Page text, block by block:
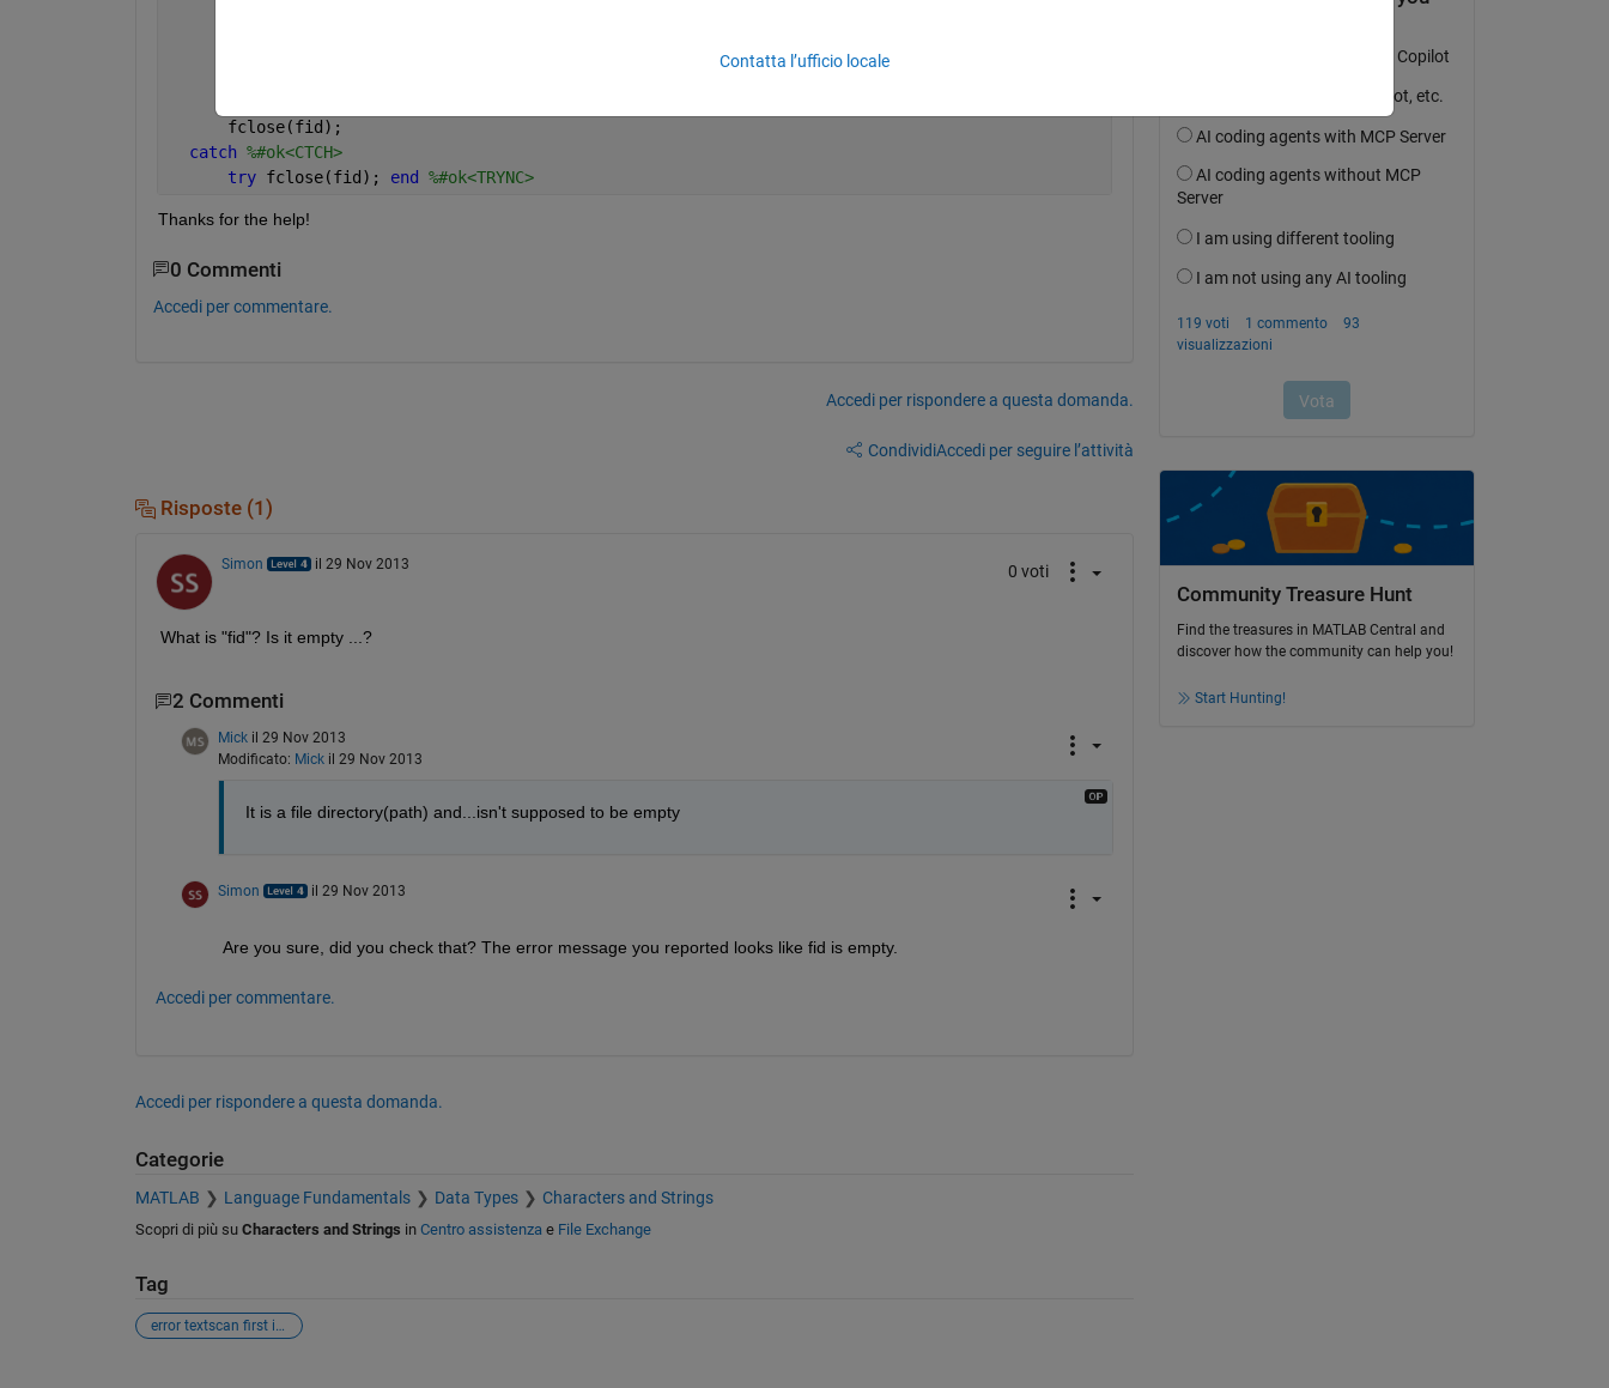
      fclose(fid);
catch %#ok<CTCH>
try fclose(fid); end %#ok<TRYNC>
Thanks for the help!
0 Commenti
Accedi per commentare.
Accedi per rispondere a questa domanda.
CondividiAccedi per seguire l’attività
Risposte (1)
Simon il 29 Nov 2013 0 voti
What is "fid"? Is it empty ...?
2 Commenti
Mick il 29 Nov 2013
Modificato: Mick il 29 Nov 2013
It is a file directory(path) and...isn't supposed to be empty
Simon il 29 Nov 2013
Are you sure, did you check that? The error message you reported looks like fid is empty.
Accedi per commentare.
Accedi per rispondere a questa domanda.
Categorie
MATLAB Language Fundamentals Data Types Characters and Strings
Scopri di più su Characters and Strings in Centro assistenzae File Exchange
Tag
error textscan first input not empty
Community Treasure Hunt
Find the treasures in MATLAB Central and
discover how the community can help you!
Start Hunting!
Contatta l’ufficio locale